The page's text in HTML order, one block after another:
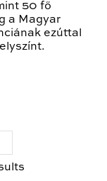
50 fő
a Magyar
ezúttal